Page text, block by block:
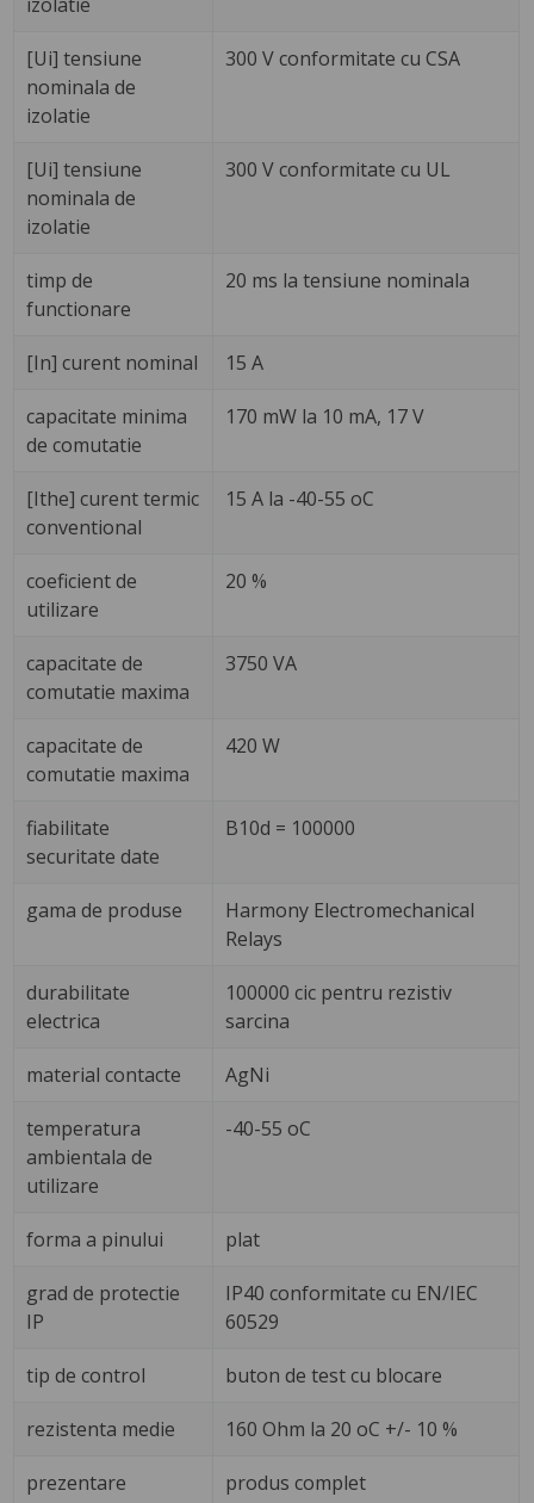
[Ui] tensiune
nominala de
izolatie
300 V conformitate cu CSA
[Ui] tensiune
nominala de
izolatie
300 V conformitate cu UL
timp de
functionare
20 ms la tensiune nominala
[In] curent nominal 15 A
capacitate minima
de comutatie
170 mW la 10 mA, 17 V
[Ithe] curent termic
conventional
15 A la -40-55 oC
coeficient de
utilizare
20 %
capacitate de
comutatie maxima
3750 VA
capacitate de
comutatie maxima
420 W
fiabilitate
securitate date
B10d = 100000
gama de produse
Harmony Electromechanical
Relays
durabilitate
electrica
100000 cic pentru rezistiv
sarcina
material contacte AgNi
temperatura
ambientala de
utilizare
-40-55 oC
forma a pinului plat
grad de protectie
IP
IP40 conformitate cu EN/IEC
60529
tip de control buton de test cu blocare
rezistenta medie 160 Ohm la 20 oC +/- 10 %
prezentare
produs complet